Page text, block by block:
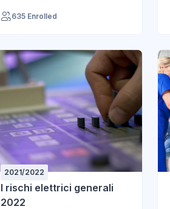
635 Enrolled
2021/2022
I rischi elettrici generali
2022